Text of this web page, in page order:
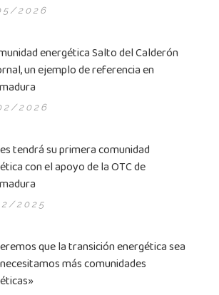
2026
energética Salto del Calderón
un ejemplo de referencia en
2026
tendrá su primera comunidad
con el apoyo de la OTC de
2025
que la transición energética sea
más comunidades